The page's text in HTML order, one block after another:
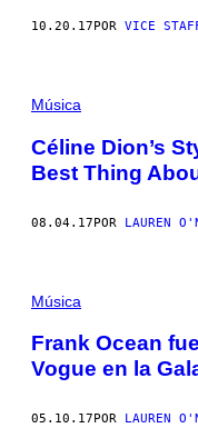
10.20.17POR VICE
Música
Céline Dion’s
Best Thing
08.04.17POR LAUREN
Música
Frank Ocean
Vogue en la
05.10.17 POR LAUREN